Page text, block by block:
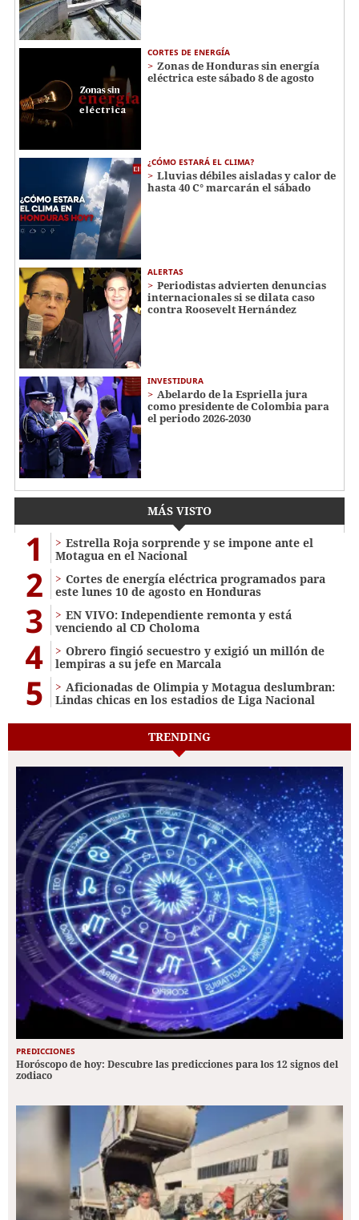
CORTES DE ENERGÍA
Zonas de Honduras sin energía
eléctrica este sábado 8 de agosto
¿CÓMO ESTARÁ EL CLIMA?
Lluvias débiles aisladas y calor de
hasta 40 C° marcarán el sábado
ALERTAS
Periodistas advierten denuncias
internacionales si se dilata caso
contra Roosevelt Hernández
INVESTIDURA
Abelardo de la Espriella jura
como presidente de Colombia para
el periodo 2026-2030
MÁS VISTO
1
Estrella Roja sorprende y se impone ante el
Motagua en el Nacional
2
Cortes de energía eléctrica programados para
este lunes 10 de agosto en Honduras
3
EN VIVO: Independiente remonta y está
venciendo al CD Choloma
4
Obrero fingió secuestro y exigió un millón de
lempiras a su jefe en Marcala
5
Aficionadas de Olimpia y Motagua deslumbran:
Lindas chicas en los estadios de Liga Nacional
TRENDING
PREDICCIONES
Horóscopo de hoy: Descubre las predicciones para los 12 signos del
zodiaco